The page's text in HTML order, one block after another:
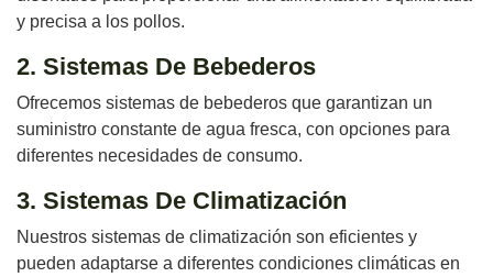
y precisa a los pollos.
2. Sistemas De Bebederos
Ofrecemos sistemas de bebederos que garantizan un
suministro constante de agua fresca, con opciones para
diferentes necesidades de consumo.
3. Sistemas De Climatización
Nuestros sistemas de climatización son eficientes y
pueden adaptarse a diferentes condiciones climáticas en